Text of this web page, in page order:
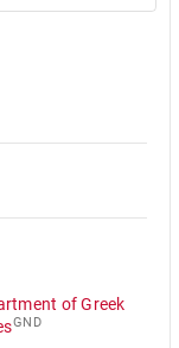
of Greek
GND